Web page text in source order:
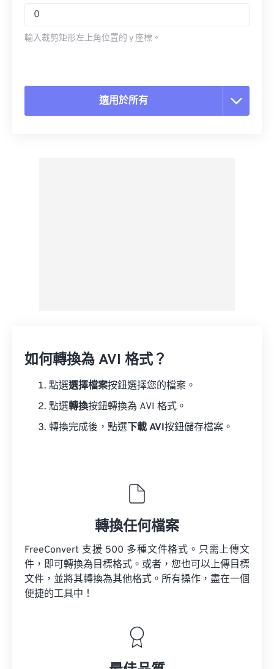
輸入裁剪矩形左上角位置的 y 座標。
適用於所有
如何轉換為 AVI 格式？
點選選擇檔案按鈕選擇您的檔案。
點選轉換按鈕轉換為 AVI 格式。
轉換完成後，點選 下載 AVI按鈕儲存檔案。
轉換任何檔案
FreeConvert 支援 500 多種文件格式。只需上傳文
件，即可轉換為目標格式。或者，您也可以上傳目標
文件，並將其轉換為其他格式。所有操作，盡在一個
便捷的工具中！